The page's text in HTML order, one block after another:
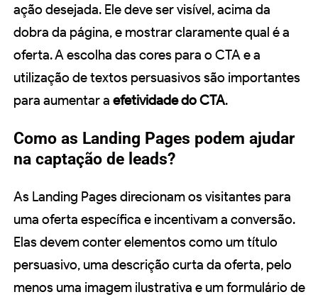
ação desejada. Ele deve ser visível, acima da
dobra da página, e mostrar claramente qual é a
oferta. A escolha das cores para o CTA e a
utilização de textos persuasivos são importantes
para aumentar a efetividade do CTA.
Como as Landing Pages podem ajudar
na captação de leads?
As Landing Pages direcionam os visitantes para
uma oferta específica e incentivam a conversão.
Elas devem conter elementos como um título
persuasivo, uma descrição curta da oferta, pelo
menos uma imagem ilustrativa e um formulário de